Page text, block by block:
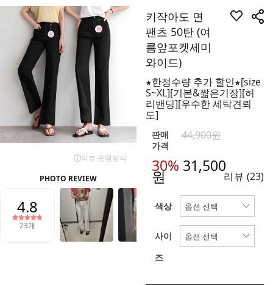
키작아도 면
팬츠 50탄 (여
름앞포켓세미
와이드)
★한정수량 추가 할인★[size
S~XL][기본&짧은기장][허
리밴딩][우수한 세탁견뢰
도]
판매
가격
44,900원
30% 31,500
원 리뷰 (23)
색상
사이
즈